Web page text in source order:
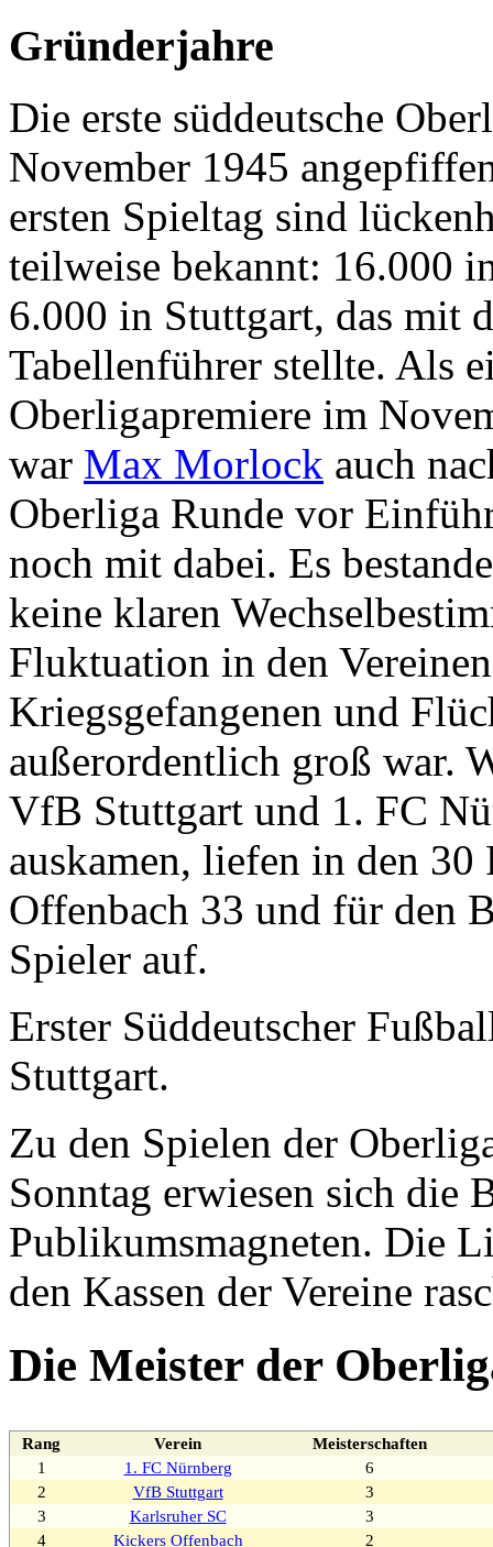
Gründerjahre
Die erste süddeutsche
November 1945
ersten Spieltag sind
teilweise bekannt: 16.000
6.000 in Stuttgart, das mit
Tabellenführer stellte. Als
Oberligapremiere im
war Max Morlock auch
Oberliga Runde vor
noch mit dabei. Es
keine klaren
Fluktuation in den
Kriegsgefangenen und
außerordentlich groß war.
VfB Stuttgart und 1. FC
auskamen, liefen in den
Offenbach 33 und für den
Spieler auf.
Erster Süddeutscher
Stuttgart.
Zu den Spielen der
Sonntag erwiesen sich die
Publikumsmagneten. Die
den Kassen der Vereine
Die Meister der
Rang Verein
Meisterschaften
1
1. FC Nürnberg
6
2
VfB Stuttgart
3
3
Karlsruher SC
3
4
Kickers Offenbach 2